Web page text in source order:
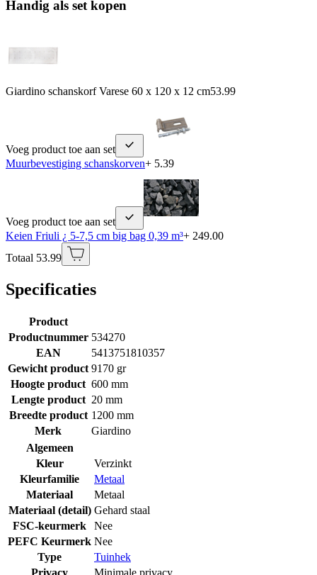
Handig als set kopen
Giardino schanskorf Varese 60 x 120 x 12 cm53.99
Voeg product toe aan set
Muurbevestiging schanskorven+ 5.39
Voeg product toe aan set
Keien Friuli ¿ 5-7,5 cm big bag 0,39 m³+ 249.00
Totaal 53.99
Specificaties
Product
Productnummer 534270
EAN
5413751810357
Gewicht product 9170 gr
Hoogte product 600 mm
Lengte product 20 mm
Breedte product 1200 mm
Merk
Giardino
Algemeen
Kleur
Verzinkt
Kleurfamilie
Metaal
Materiaal
Metaal
Materiaal (detail) Gehard staal
FSC-keurmerk
Nee
PEFC Keurmerk Nee
Type
Tuinhek
Privacy
Minimale privacy